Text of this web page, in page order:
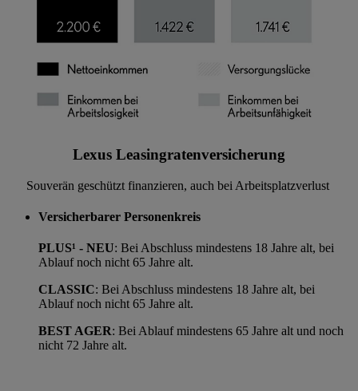
Lexus Leasingratenversicherung
Souverän geschützt finanzieren, auch bei Arbeitsplatzverlust
Versicherbarer Personenkreis
PLUS¹ - NEU: Bei Abschluss mindestens 18 Jahre alt, bei
Ablauf noch nicht 65 Jahre alt.
CLASSIC: Bei Abschluss mindestens 18 Jahre alt, bei
Ablauf noch nicht 65 Jahre alt.
BEST AGER: Bei Ablauf mindestens 65 Jahre alt und noch
nicht 72 Jahre alt.